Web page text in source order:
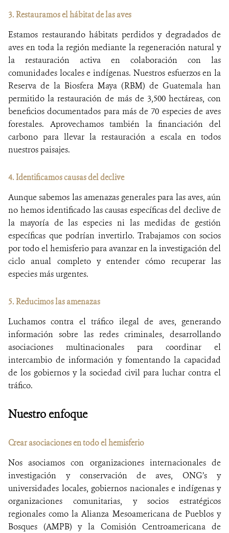
3. Restauramos el hábitat de las aves
Estamos restaurando hábitats perdidos y degradados de
aves en toda la región mediante la regeneración natural y
la restauración activa en colaboración con las
comunidades locales e indígenas. Nuestros esfuerzos en la
Reserva de la Biosfera Maya (RBM) de Guatemala han
permitido la restauración de más de 3,500 hectáreas, con
beneficios documentados para más de 70 especies de aves
forestales. Aprovechamos también la financiación del
carbono para llevar la restauración a escala en todos
nuestros paisajes.
4. Identificamos causas del declive
Aunque sabemos las amenazas generales para las aves, aún
no hemos identificado las causas específicas del declive de
la mayoría de las especies ni las medidas de gestión
específicas que podrían invertirlo. Trabajamos con socios
por todo el hemisferio para avanzar en la investigación del
ciclo anual completo y entender cómo recuperar las
especies más urgentes.
5. Reducimos las amenazas
Luchamos contra el tráfico ilegal de aves, generando
información sobre las redes criminales, desarrollando
asociaciones multinacionales para coordinar el
intercambio de información y fomentando la capacidad
de los gobiernos y la sociedad civil para luchar contra el
tráfico.
Nuestro enfoque
Crear asociaciones en todo el hemisferio
Nos asociamos con organizaciones internacionales de
investigación y conservación de aves, ONG’s y
universidades locales, gobiernos nacionales e indígenas y
organizaciones comunitarias, y socios estratégicos
regionales como la Alianza Mesoamericana de Pueblos y
Bosques (AMPB) y la Comisión Centroamericana de